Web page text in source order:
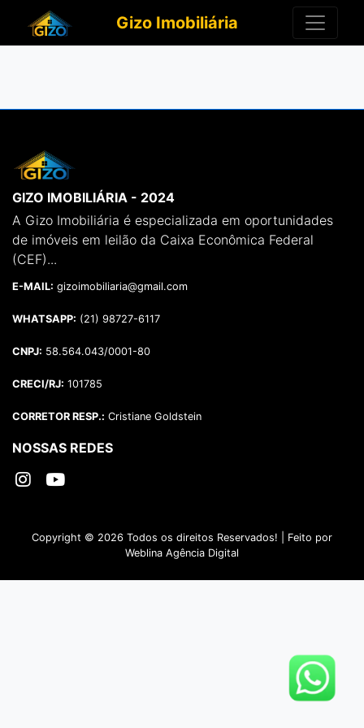
Gizo Imobiliária
GIZO IMOBILIÁRIA - 2024
A Gizo Imobiliária é especializada em oportunidades
de imóveis em leilão da Caixa Econômica Federal
(CEF)...
E-MAIL: gizoimobiliaria@gmail.com
WHATSAPP: (21) 98727-6117
CNPJ: 58.564.043/0001-80
CRECI/RJ: 101785
CORRETOR RESP.: Cristiane Goldstein
NOSSAS REDES
Copyright © 2026 Todos os direitos Reservados! | Feito por
Weblina Agência Digital